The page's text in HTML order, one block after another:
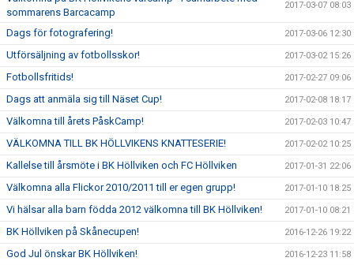
sommarens Barcacamp
2017-03-07 08:03
Dags för fotografering! 2017-03-06 12:30
Utförsäljning av fotbollsskor! 2017-03-02 15:26
Fotbollsfritids! 2017-02-27 09:06
Dags att anmäla sig till Näset Cup! 2017-02-08 18:17
Välkomna till årets PåskCamp! 2017-02-03 10:47
VÄLKOMNA TILL BK HÖLLVIKENS KNATTESERIE! 2017-02-02 10:25
Kallelse till årsmöte i BK Höllviken och FC Höllviken 2017-01-31 22:06
Välkomna alla Flickor 2010/2011 till er egen grupp! 2017-01-10 18:25
Vi hälsar alla barn födda 2012 välkomna till BK Höllviken! 2017-01-10 08:21
BK Höllviken på Skånecupen! 2016-12-26 19:22
God Jul önskar BK Höllviken! 2016-12-23 11:58